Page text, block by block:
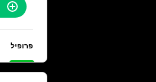
פרופיל